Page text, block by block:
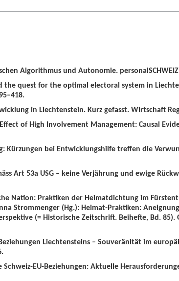
Algorithmus und Autonomie.
the quest for the optimal electoral system in
in Liechtenstein. Kurz gefasst. Wirtschaft
of High Involvement Management: Causal
Kürzungen bei Entwicklungshilfe treffen die
Art 53a USG – keine Verjährung und ewige
Nation: Praktiken der Heimatdichtung im
Strommenger (Hg.): Heimat-Praktiken:
(= Historische Zeitschrift. Beihefte, Bd. 85).
Liechtensteins – Souveränität im
EU-Beziehungen: Aktuelle